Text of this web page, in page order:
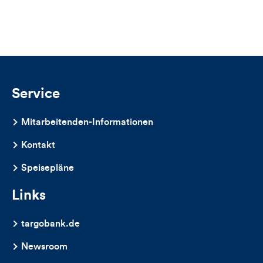
Kommentare
dieses
Artikels
Service
Mitarbeitenden-Informationen
Kontakt
Speisepläne
Links
targobank.de
Newsroom